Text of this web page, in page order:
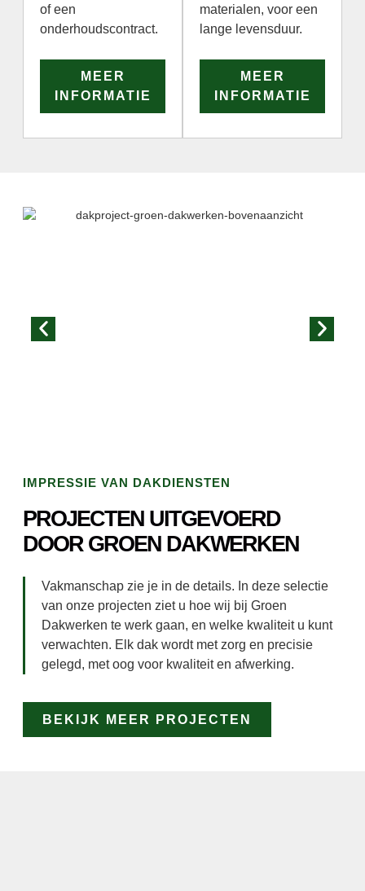
of een
onderhoudscontract.
MEER
INFORMATIE
materialen, voor een
lange levensduur.
MEER
INFORMATIE
IMPRESSIE VAN DAKDIENSTEN
PROJECTEN UITGEVOERD
DOOR GROEN DAKWERKEN
Vakmanschap zie je in de details. In deze selectie
van onze projecten ziet u hoe wij bij Groen
Dakwerken te werk gaan, en welke kwaliteit u kunt
verwachten. Elk dak wordt met zorg en precisie
gelegd, met oog voor kwaliteit en afwerking.
BEKIJK MEER PROJECTEN